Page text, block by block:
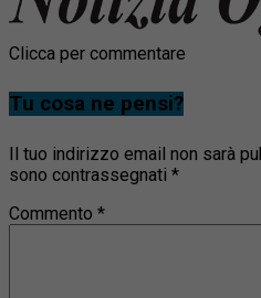
Clicca per commentare
Tu cosa ne pensi?
Il tuo indirizzo email non sarà
sono contrassegnati *
Commento *